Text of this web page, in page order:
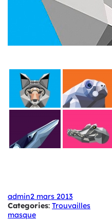
admin2 mars 2013
Categories:Trouvailles
masque